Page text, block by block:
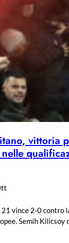
vittoria
nelle
21 vince 2-0 contro
Semih Kilicsoy